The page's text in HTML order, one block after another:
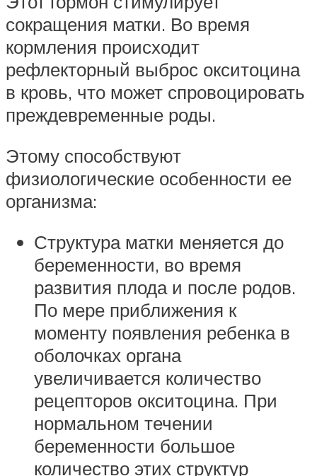
сокращения матки. Во время
кормления происходит
рефлекторный выброс окситоцина
в кровь, что может спровоцировать
преждевременные роды.
Этому способствуют
физиологические особенности ее
организма:
Структура матки меняется до
беременности, во время
развития плода и после родов.
По мере приближения к
моменту появления ребенка в
оболочках органа
увеличивается количество
рецепторов окситоцина. При
нормальном течении
беременности большое
количество этих структур